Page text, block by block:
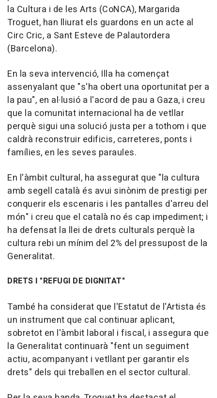
la Cultura i de les Arts (CoNCA), Margarida
Troguet, han lliurat els guardons en un acte al
Circ Cric, a Sant Esteve de Palautordera
(Barcelona).
En la seva intervenció, Illa ha començat
assenyalant que "s'ha obert una oportunitat per a
la pau", en al·lusió a l'acord de pau a Gaza, i creu
que la comunitat internacional ha de vetllar
perquè sigui una solució justa per a tothom i que
caldrà reconstruir edificis, carreteres, ponts i
famílies, en les seves paraules.
En l'àmbit cultural, ha assegurat que "la cultura
amb segell català és avui sinònim de prestigi per
conquerir els escenaris i les pantalles d'arreu del
món" i creu que el català no és cap impediment; i
ha defensat la llei de drets culturals perquè la
cultura rebi un mínim del 2% del pressupost de la
Generalitat.
DRETS I "REFUGI DE DIGNITAT"
També ha considerat que l'Estatut de l'Artista és
un instrument que cal continuar aplicant,
sobretot en l'àmbit laboral i fiscal, i assegura que
la Generalitat continuarà "fent un seguiment
actiu, acompanyant i vetllant per garantir els
drets" dels qui treballen en el sector cultural.